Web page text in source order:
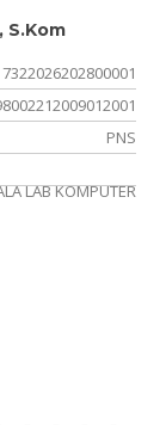
S.Kom
7322026202800001
PNS
LAB KOMPUTER